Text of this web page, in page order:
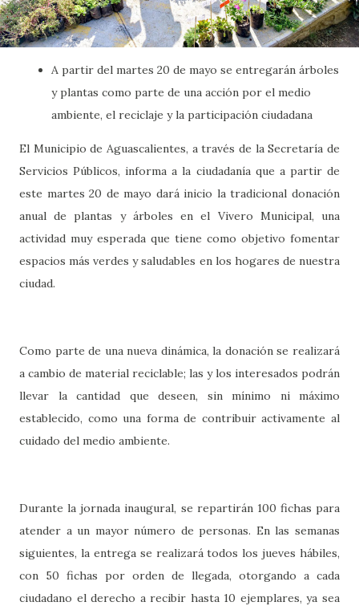
A partir del martes 20 de mayo se entregarán árboles
y plantas como parte de una acción por el medio
ambiente, el reciclaje y la participación ciudadana
El Municipio de Aguascalientes, a través de la Secretaría de
Servicios Públicos, informa a la ciudadanía que a partir de
este martes 20 de mayo dará inicio la tradicional donación
anual de plantas y árboles en el Vivero Municipal, una
actividad muy esperada que tiene como objetivo fomentar
espacios más verdes y saludables en los hogares de nuestra
ciudad.
Como parte de una nueva dinámica, la donación se realizará
a cambio de material reciclable; las y los interesados podrán
llevar la cantidad que deseen, sin mínimo ni máximo
establecido, como una forma de contribuir activamente al
cuidado del medio ambiente.
Durante la jornada inaugural, se repartirán 100 fichas para
atender a un mayor número de personas. En las semanas
siguientes, la entrega se realizará todos los jueves hábiles,
con 50 fichas por orden de llegada, otorgando a cada
ciudadano el derecho a recibir hasta 10 ejemplares, ya sea